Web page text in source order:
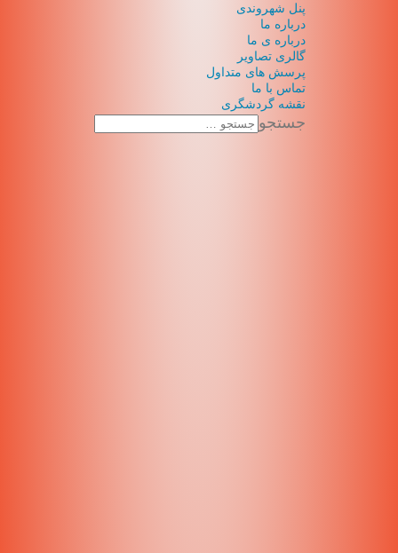
پنل شهروندی
درباره ما
درباره ی ما
گالری تصاویر
پرسش های متداول
تماس با ما
نقشه گردشگری
جستجو